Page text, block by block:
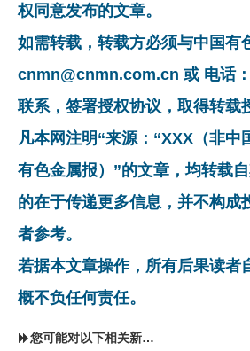
权同意发布的文章。
如需转载，转载方必须与中国有
cnmn@cnmn.com.cn 或 电话：
联系，签署授权协议，取得转载
凡本网注明“来源：“XXX（非中
有色金属报）”的文章，均转载
的在于传递更多信息，并不构成
者参考。
若据本文章操作，所有后果读者
概不负任何责任。
您可能对以下相关新闻同样感兴趣